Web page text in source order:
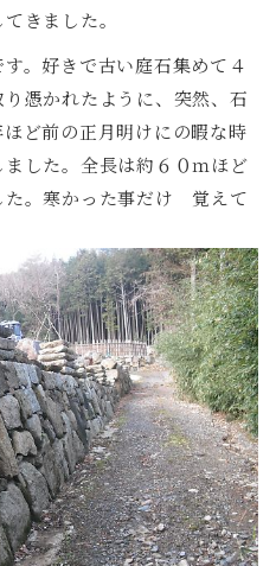
きました。
。好きで古い庭石集めて４
憑かれたように、突然、石
ど前の正月明けにの暇な時
した。全長は約６０ｍほど
。寒かった事だけ 覚えて